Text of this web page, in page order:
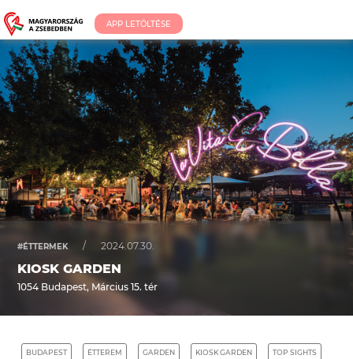
APP LETÖLTÉSE
#ÉTTERMEK / 2024.07.30.
KIOSK GARDEN
1054 Budapest, Március 15. tér
BUDAPEST ÉTTEREM GARDEN KIOSK GARDEN TOP SIGHTS